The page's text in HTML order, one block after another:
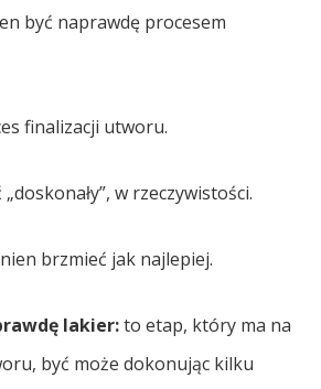
być naprawdę procesem
finalizacji utworu.
w rzeczywistości.
brzmieć jak najlepiej.
lakier:to etap, który ma na
być może dokonując kilku